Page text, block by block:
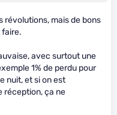
révolutions, mais de bons
faire.
avec surtout une
1% de perdu pour
nuit, et si on est
réception, ça ne